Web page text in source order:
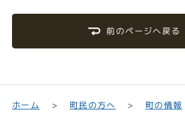
前のページへ戻る
ホーム 町民の方へ 町の情報